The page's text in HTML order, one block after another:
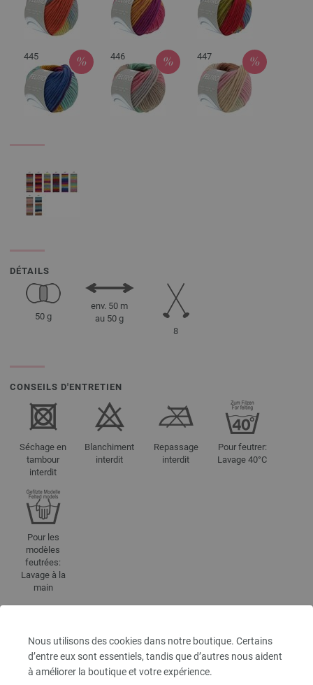
Nous utilisons des cookies dans notre boutique. Certains
d’entre eux sont essentiels, tandis que d’autres nous aident
à améliorer la boutique et votre expérience.
445 446 447
DÉTAILS
50 g
env. 50 m
au 50 g
8
CONSEILS D'ENTRETIEN
Séchage en
tambour
interdit
Blanchiment
interdit
Repassage
interdit
Pour feutrer:
Lavage 40°C
Pour les
modèles
feutrées:
Lavage à la
main
RÉFÉRENCES DE COULEUR
441-rouge/bleu gris/limette/mauve/brun foncé | EAN: 4033493391108
cyclamen/ orange/